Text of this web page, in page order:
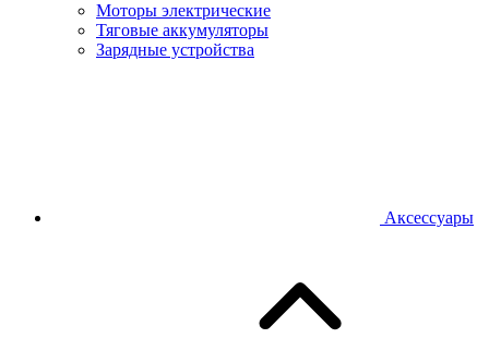
Моторы электрические
Тяговые аккумуляторы
Зарядные устройства
Аксессуары